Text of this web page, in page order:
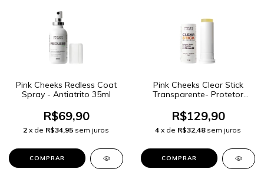
Pink Cheeks Redless Coat
Spray - Antiatrito 35ml
R$69,90
2 x de R$34,95 sem juros
Pink Cheeks Clear Stick
Transparente- Protetor
R$129,90
4 x de R$32,48 sem juros